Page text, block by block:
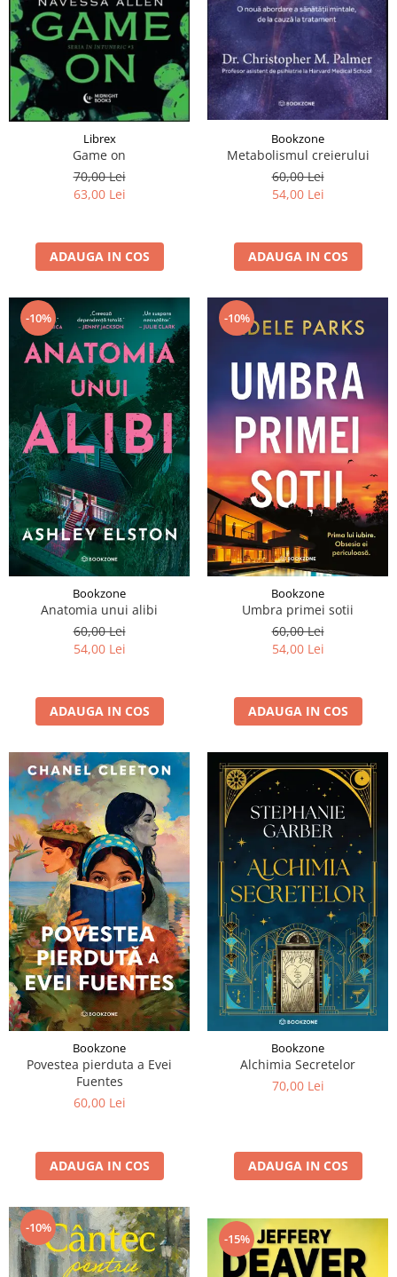
Librex
Game on
70,00 Lei
63,00 Lei
ADAUGA IN COS
Bookzone
Metabolismul creierului
60,00 Lei
54,00 Lei
ADAUGA IN COS
-10%
Bookzone
Anatomia unui alibi
60,00 Lei
54,00 Lei
ADAUGA IN COS
-10%
Bookzone
Umbra primei sotii
60,00 Lei
54,00 Lei
ADAUGA IN COS
Bookzone
Povestea pierduta a Evei
Fuentes
60,00 Lei
ADAUGA IN COS
Bookzone
Alchimia Secretelor
70,00 Lei
ADAUGA IN COS
-10%
-15%